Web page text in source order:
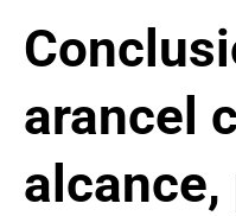
arancel
alcance,